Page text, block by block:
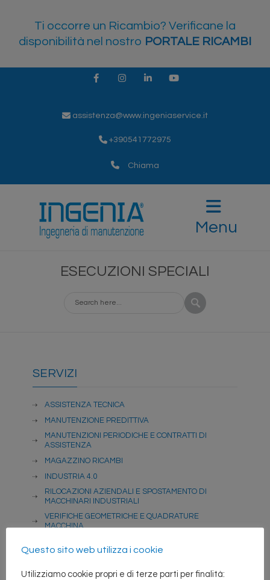
Ti occorre un Ricambio? Verificane la
disponibilità nel nostro PORTALE RICAMBI
assistenza@www.ingeniaservice.it
+390541772975
Chiama
Menu
ESECUZIONI SPECIALI
SERVIZI
ASSISTENZA TECNICA
MANUTENZIONE PREDITTIVA
MANUTENZIONI PERIODICHE E CONTRATTI DI
ASSISTENZA
MAGAZZINO RICAMBI
INDUSTRIA 4.0
RILOCAZIONI AZIENDALI E SPOSTAMENTO DI
MACCHINARI INDUSTRIALI
VERIFICHE GEOMETRICHE E QUADRATURE
MACCHINA
TARATURA DINAMICA CON RENISHAW BALLBAR
Questo sito web utilizza i cookie
Utilizziamo cookie propri e di terze parti per finalità: